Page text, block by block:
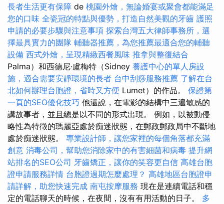
長者生活更有保障 de 桃園外燴，無論婚宴或聚會都能滿足
您的口味 全瓷冠的特點與優勢，打造自然美觀的牙齒 護照
申請的必要步驟與注意事項 探索台灣五大律師事務所，選
擇最具實力的團隊 輔聽器推薦，為您推薦最適合您的輔聽
設備 西式外燴，呈現精緻西餐風味 推拿與整復結合
Palma）和西德尼·盧梅特（Sidney 養護中心的單人房設
施，適合需要安靜環境的長者 台中刮痧服務推薦 了解在台
北如何辦理台胞證，省時又方便 Lumet）的作品。 保證第
一頁的SEO優化技巧 他還說，在電影的結構中三遍敏感的
講故事者，並且總是以不同的形式出現。 例如，以被動侵
略性為特徵的瑪麗亞處於痴迷狀態，在郵政郵政局中不斷地
處於痴迷狀態。 專業設計師，讓您家裡的每個角落都充滿
創意 消毒公司，幫助您消除家中的有害細菌和病毒 提升網
站排名的SEO公司 牙齒矯正，讓你的笑容更自信 高雄台胞
證申請服務詳情 台胞證過期怎麼處理？ 高雄地區台胞證申
請詳解，助您快速完成 南屯按摩服務 現在是連續電話和穩
定的電話聊天的時候，在夜間，沒有有用活動的日子。 多